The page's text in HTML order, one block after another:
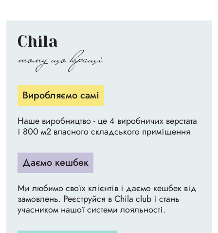
Chila
тому що кращі
Виробляємо самі
Наше виробництво - це 4 виробничих верстата
і 800 м2 власного складського приміщення
Даємо кешбек
Ми любимо своїх клієнтів і даємо кешбек від
замовлень. Реєструйся в Chila club і стань
учасником нашої системи лояльності.